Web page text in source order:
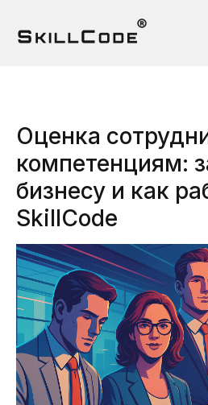
Оценка
компетенциям:
бизнесу и как
SkillCode